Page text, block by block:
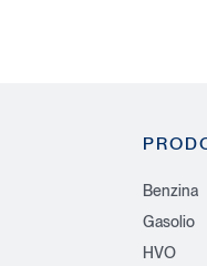
Benzina
Gasolio
HVO